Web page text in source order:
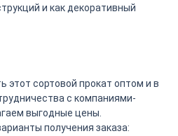
и как декоративный
этот сортовой прокат оптом и в
с компаниями-
выгодные цены.
получения заказа: